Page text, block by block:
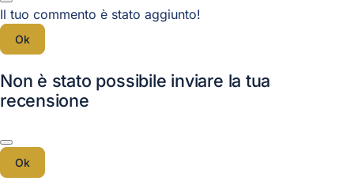
Il tuo commento è stato aggiunto!
Ok
Non è stato possibile inviare la tua
recensione
Ok